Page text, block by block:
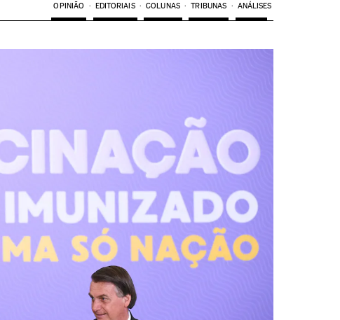
OPINIÃO EDITORIAIS COLUNAS TRIBUNAS ANÁLISES